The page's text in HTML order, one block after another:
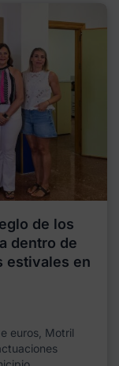
de los
dentro de
estivales en
euros, Motril